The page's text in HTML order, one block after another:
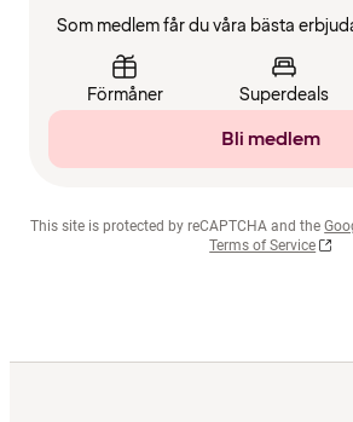
Som medlem får du våra bästa
Förmåner Superdeals
Bli medlem
This site is protected by reCAPTCHA and the
Terms of Service